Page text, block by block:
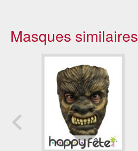
Masques similaires